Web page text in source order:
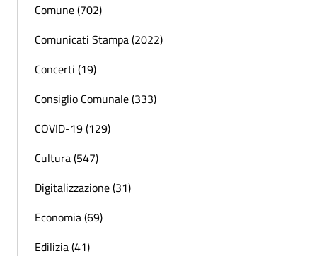
Comune (702)
Comunicati Stampa (2022)
Concerti (19)
Consiglio Comunale (333)
COVID-19 (129)
Cultura (547)
Digitalizzazione (31)
Economia (69)
Edilizia (41)